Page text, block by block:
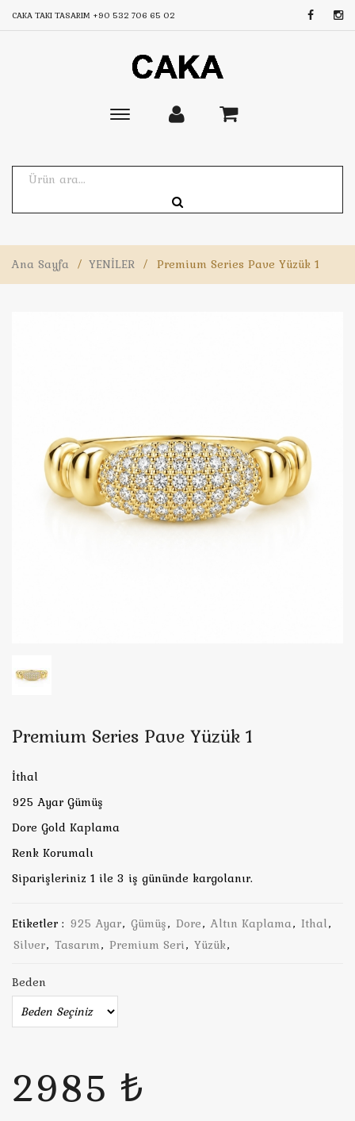
CAKA TAKI TASARIM +90 532 706 65 02
Toggle
Ana Sayfa / YENİLER / Premium Series Pave Yüzük 1
Premium Series Pave Yüzük 1
İthal
925 Ayar Gümüş
Dore Gold Kaplama
Renk Korumalı
Siparişleriniz 1 ile 3 iş gününde kargolanır.
Etiketler : 925 Ayar, Gümüş, Dore, Altın Kaplama, Ithal,
Silver, Tasarım, Premium Seri, Yüzük,
Beden
2985 ₺